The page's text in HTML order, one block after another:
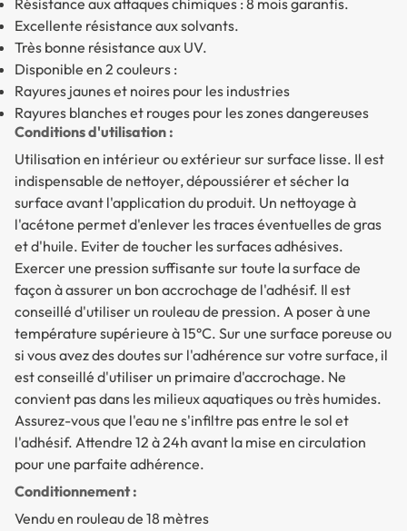
Résistance aux attaques chimiques : 8 mois garantis.
Excellente résistance aux solvants.
Très bonne résistance aux UV.
Disponible en 2 couleurs :
Rayures jaunes et noires pour les industries
Rayures blanches et rouges pour les zones dangereuses
Conditions d'utilisation :
Utilisation en intérieur ou extérieur sur surface lisse. Il est
indispensable de nettoyer, dépoussiérer et sécher la
surface avant l'application du produit. Un nettoyage à
l'acétone permet d'enlever les traces éventuelles de gras
et d'huile. Eviter de toucher les surfaces adhésives.
Exercer une pression suffisante sur toute la surface de
façon à assurer un bon accrochage de l'adhésif. Il est
conseillé d'utiliser un rouleau de pression. A poser à une
température supérieure à 15°C. Sur une surface poreuse ou
si vous avez des doutes sur l'adhérence sur votre surface, il
est conseillé d'utiliser un primaire d'accrochage. Ne
convient pas dans les milieux aquatiques ou très humides.
Assurez-vous que l'eau ne s'infiltre pas entre le sol et
l'adhésif. Attendre 12 à 24h avant la mise en circulation
pour une parfaite adhérence.
Conditionnement :
Vendu en rouleau de 18 mètres